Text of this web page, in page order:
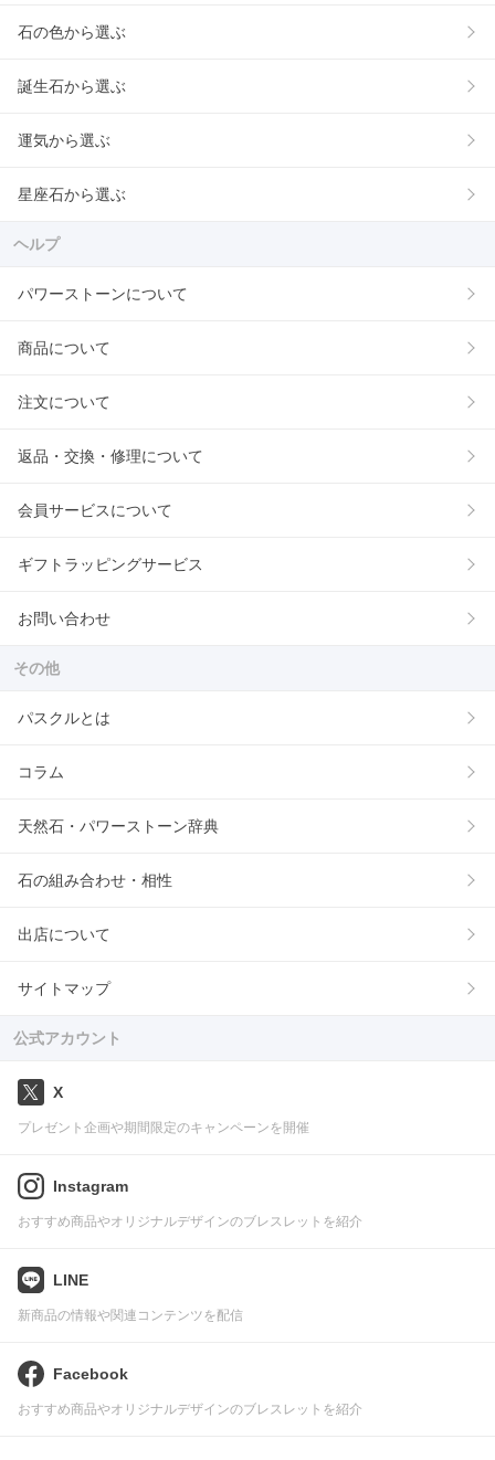
石の色から選ぶ
誕生石から選ぶ
運気から選ぶ
星座石から選ぶ
ヘルプ
パワーストーンについて
商品について
注文について
返品・交換・修理について
会員サービスについて
ギフトラッピングサービス
お問い合わせ
その他
パスクルとは
コラム
天然石・パワーストーン辞典
石の組み合わせ・相性
出店について
サイトマップ
公式アカウント
X
プレゼント企画や期間限定のキャンペーンを開催
Instagram
おすすめ商品やオリジナルデザインのブレスレットを紹介
LINE
新商品の情報や関連コンテンツを配信
Facebook
おすすめ商品やオリジナルデザインのブレスレットを紹介